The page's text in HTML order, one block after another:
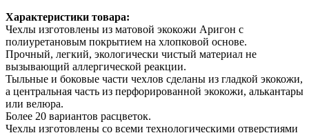
Характеристики товара:
Чехлы изготовлены из матовой экокожи Аригон с
полиуретановым покрытием на хлопковой основе.
Прочный, легкий, экологически чистый материал не
вызывающий аллергической реакции.
Тыльные и боковые части чехлов сделаны из гладкой экокожи,
а центральная часть из перфорированной экокожи, алькантары
или велюра.
Более 20 вариантов расцветок.
Чехлы изготовлены со всеми технологическими отверстиями